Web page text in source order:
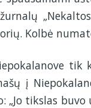
Kolbė
į
„Jo tikslas